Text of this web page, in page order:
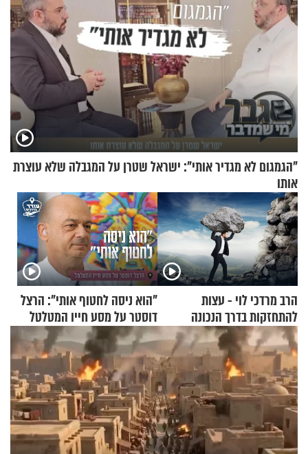
"הגמגום לא מגדיר אותי": ישראל שטרן על המגבלה שלא עוצרת
אותו
הרב מרדכי לוי - עצות
להתחזקות בדרך הנכונה
"הוא ניסה לחטוף אותי": הרצל
דוסטר על מסע חייו המטלטל